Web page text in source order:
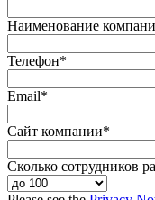
Наименование
Телефон*
Email*
Сайт компании*
Сколько сотрудников